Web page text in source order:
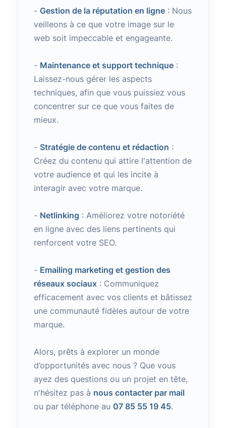
- Gestion de la réputation en ligne: Nous
veilleons à ce que votre image sur le
web soit impeccable et engageante.
- Maintenance et support technique:
Laissez-nous gérer les aspects
techniques, afin que vous puissiez vous
concentrer sur ce que vous faites de
mieux.
- Stratégie de contenu et rédaction :
Créez du contenu qui attire l'attention de
votre audience et qui les incite à
interagir avec votre marque.
- Netlinking : Améliorez votre notoriété
en ligne avec des liens pertinents qui
renforcent votre SEO.
- Emailing marketing et gestion des
réseaux sociaux: Communiquez
efficacement avec vos clients et bâtissez
une communauté fidèles autour de votre
marque.
Alors, prêts à explorer un monde
d’opportunités avec nous ? Que vous
ayez des questions ou un projet en tête,
n'hésitez pas à nous contacter par mail
ou par téléphone au 07 85 55 19 45.